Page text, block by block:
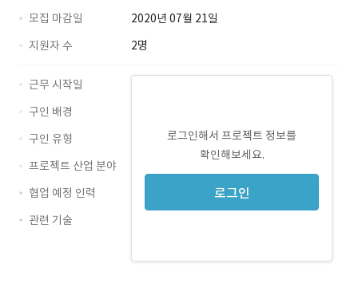
모집 마감일
2020년 07월 21일
지원자 수
2명
로그인해서 프로젝트 정보를
확인해보세요.
로그인
근무 시작일
구인 배경
구인 유형
프로젝트 산업 분야
협업 예정 인력
관련 기술